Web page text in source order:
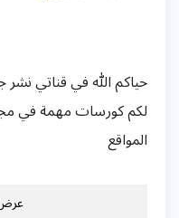
حياكم الله في قناتي نشر
لكم كورسات مهمة في
المواقع
عرض